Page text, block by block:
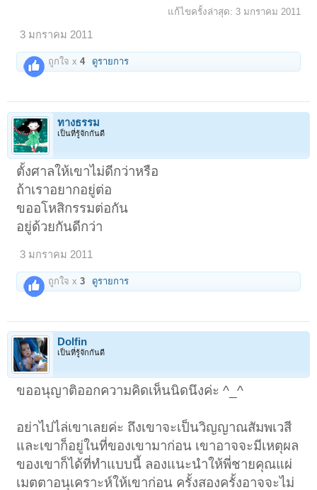
แก้ไขครั้งล่าสุด: 3 มกราคม 2011
3 มกราคม 2011
ถูกใจ x4 ดูรายการ
ทางธรรม
เป็นที่รู้จักกันดี
ตั้งศาลให้เขาไม่ดีกว่าหรือ
ถ้าเราอยากอยู่ต่อ
ขออโหสิกรรมต่อกัน
อยู่ด้วยกันดีกว่า
3 มกราคม 2011
ถูกใจ x3 ดูรายการ
Dolfin
เป็นที่รู้จักกันดี
ขออนุญาติออกความคิดเห็นนิดนึงค่ะ ^_^
อย่าไปไล่เขาเลยค่ะ ถึงเขาจะเป็นวิญญาณสัมพเวสี
และเขาก็อยู่ในที่ของเขามาก่อน เขาอาจจะมีเหตุผล
ของเขาก็ได้ที่ทำแบบนี้ ลองแนะนำให้พี่ชายคุณแผ่
เมตตาอนุเคราะห์ให้เขาก่อน ครั้งสองครั้งอาจจะไม่